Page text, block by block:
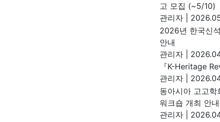
고 모집 (~5/10)
관리자
2026년 한국신
안내
관리자
『K-Heritage
관리자
동아시아 고고
워크숍 개최 안내
관리자